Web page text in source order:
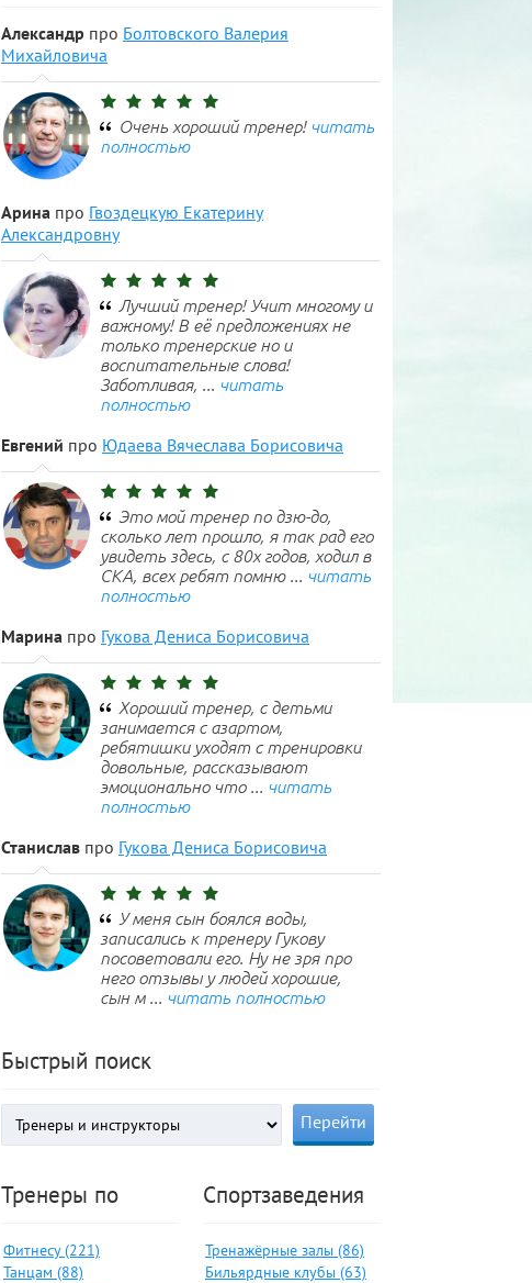
Александр про Болтовского Валерия
Михайловича
Очень хороший тренер! читать
полностью
Арина про Гвоздецкую Екатерину
Александровну
Лучший тренер! Учит многому и
важному! В её предложениях не
только тренерские но и
воспитательные слова!
Заботливая, ... читать
полностью
Евгений про Юдаева Вячеслава Борисовича
Это мой тренер по дзю-до,
сколько лет прошло, я так рад его
увидеть здесь, с 80х годов, ходил в
СКА, всех ребят помню ... читать
полностью
Марина про Гукова Дениса Борисовича
Хороший тренер, с детьми
занимается с азартом,
ребятишки уходят с тренировки
довольные, рассказывают
эмоционально что ... читать
полностью
Станислав про Гукова Дениса Борисовича
У меня сын боялся воды,
записались к тренеру Гукову
посоветовали его. Ну не зря про
него отзывы у людей хорошие,
сын м ... читать полностью
Быстрый поиск
Тренеры по
Фитнесу (221)
Танцам (88)
Спортзаведения
Тренажёрные залы (86)
Бильярдные клубы (63)